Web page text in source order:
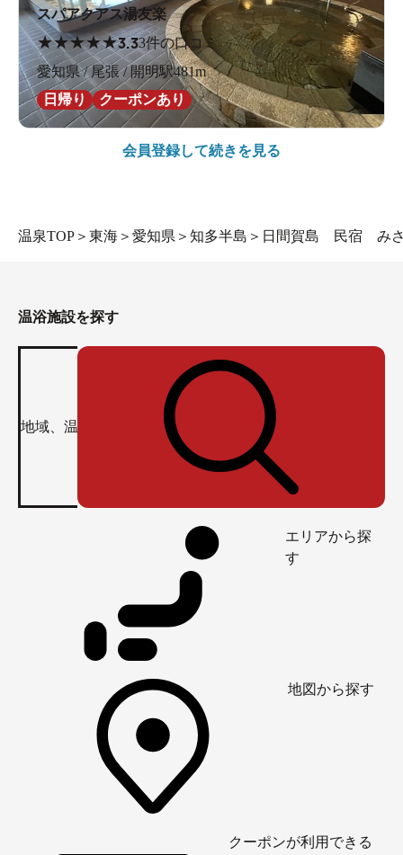
スパアクアス湯友楽
★★★★★3.33件の口コミ
愛知県 / 尾張 / 開明駅481m
日帰り
クーポンあり
会員登録して続きを見る
温泉TOP ＞ 東海 ＞ 愛知県 ＞ 知多半島 ＞ 日間賀島 民宿 み
温浴施設を探す
エリアから探
す
地図から探す
クーポンが利用できる